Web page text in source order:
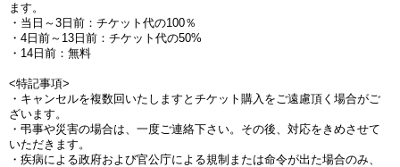
ます。
・当日～3日前：チケット代の100％
・4日前～13日前：チケット代の50%
・14日前：無料
<特記事項>
・キャンセルを複数回いたしますとチケット購入をご遠慮頂く場合がご
ざいます。
・弔事や災害の場合は、一度ご連絡下さい。その後、対応をきめさせて
いただきます。
・疾病による政府および官公庁による規制または命令が出た場合のみ、